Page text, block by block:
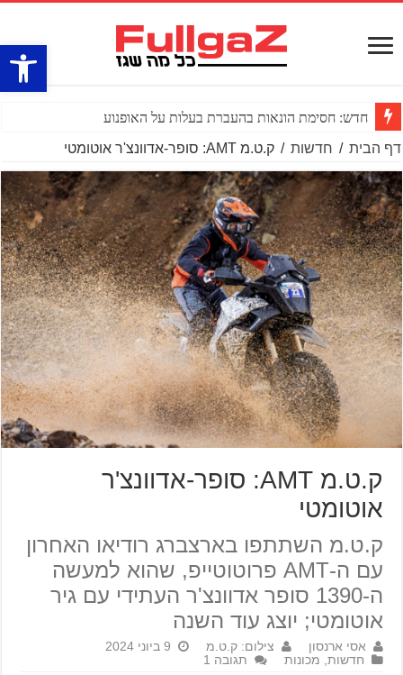
פתח
חדש: חסימת הונאות בהעברת בעלות על האופנוע
דף הבית / חדשות / ק.ט.מ AMT: סופר-אדוונצ'ר אוטומטי
ק.ט.מ AMT: סופר-אדוונצ'ר
אוטומטי
ק.ט.מ השתתפו בארצברג רודיאו האחרון
עם ה-AMT פרוטוטייפ, שהוא למעשה
ה-1390 סופר אדוונצ'ר העתידי עם גיר
אוטומטי; יוצג עוד השנה
אסי ארנסון צילום: ק.ט.מ
9 ביוני 2024
חדשות מכונות תגובה 1